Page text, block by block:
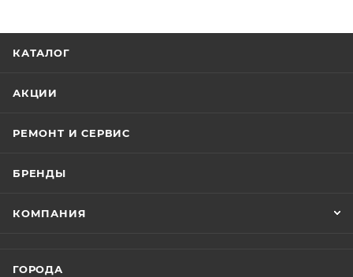
КАТАЛОГ
АКЦИИ
РЕМОНТ И СЕРВИС
БРЕНДЫ
КОМПАНИЯ
ГОРОДА